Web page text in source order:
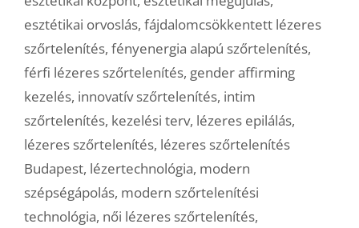
esztétikai orvoslás, fájdalomcsökkentett lézeres
szőrtelenítés, fényenergia alapú szőrtelenítés,
férfi lézeres szőrtelenítés, gender affirming
kezelés, innovatív szőrtelenítés, intim
szőrtelenítés, kezelési terv, lézeres epilálás,
lézeres szőrtelenítés, lézeres szőrtelenítés
Budapest, lézertechnológia, modern
szépségápolás, modern szőrtelenítési
technológia, női lézeres szőrtelenítés,